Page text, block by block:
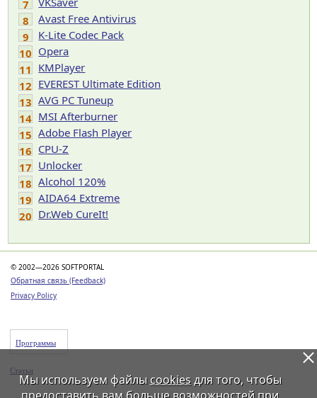
7
8
Avast Free Antivirus
9
K-Lite Codec Pack
10 Opera
11 KMPlayer
12 EVEREST Ultimate Edition
13 AVG PC Tuneup
14 MSI Afterburner
15 Adobe Flash Player
16 CPU-Z
17 Unlocker
18 Alcohol 120%
19 AIDA64 Extreme
20 Dr.Web CureIt!
© 2002—2026 SOFTPORTAL
Обратная связь (Feedback)
Privacy Policy
Программы
Статьи
Мы используем файлы cookiesдля того, чтобы